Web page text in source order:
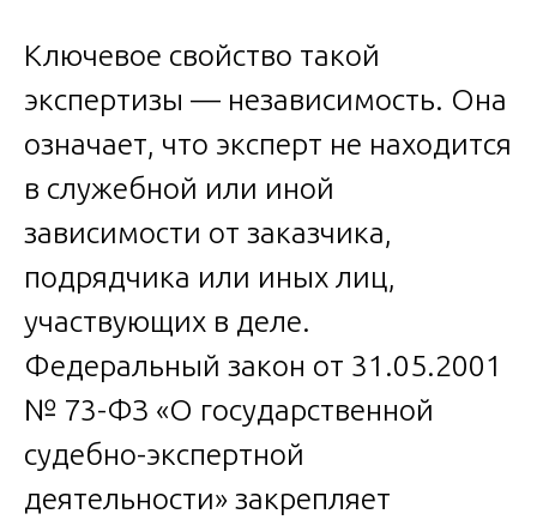
Ключевое свойство такой
экспертизы — независимость. Она
означает, что эксперт не находится
в служебной или иной
зависимости от заказчика,
подрядчика или иных лиц,
участвующих в деле.
Федеральный закон от 31.05.2001
№ 73-ФЗ «О государственной
судебно-экспертной
деятельности» закрепляет